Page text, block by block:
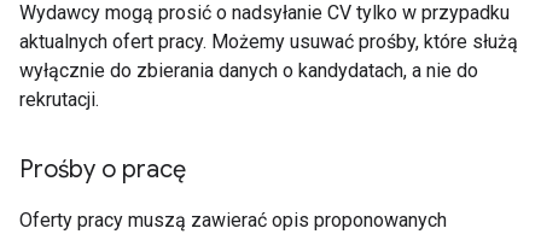
Wydawcy mogą prosić o nadsyłanie CV tylko w przypadku
aktualnych ofert pracy. Możemy usuwać prośby, które służą
wyłącznie do zbierania danych o kandydatach, a nie do
rekrutacji.
Prośby o pracę
Oferty pracy muszą zawierać opis proponowanych